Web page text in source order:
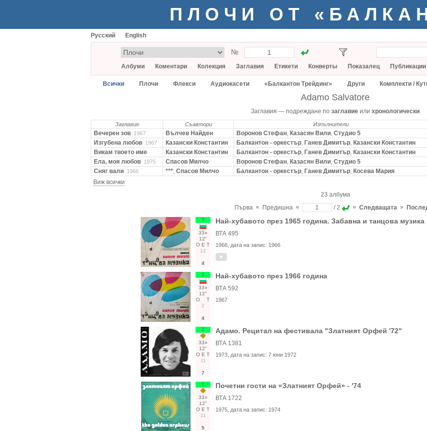
ПЛОЧИ ОТ
Русский English
№
Албуми Коментари Колекция Заглавия Етикети Конверты Показалец Публикации
Всички Плочи Флекси Аудиокасети «Балкантон Трейдинг» Други Комплекти /
Adamo Salvatore
Заглавия — подреждане по заглавие или хронологически
Заглавие Съавтори Изпълнители
Вечерен зов 1967 Вълчев Найден Воронов Стефан, Казасян Вили, Студио 5
Изгубена любов 1967 Казански Константин Балкантон - оркестър, Ганев Димитър, Казански Константин
Викам твоето име Казански Константин Балкантон - оркестър, Ганев Димитър, Казански Константин
Ела, моя любов 1975 Спасов Милчо Воронов Стефан, Казасян Вили, Студио 5
Сняг вали 1966 ***, Спасов Милчо Балкантон - оркестър, Ганев Димитър, Косева Мария
Виж всички
23 албума
Първа « Предишна « / 2 » Следващата »
Т
33○
12"
О Е Т
12
4
Най-хубавото през 1965 година. Забавна и танцова музика
ВТА 495
1966 , дата на запис: 1966
Т
33○
12"
О
Т
2
4
Най-хубавото през 1966 година
ВТА 592
1967
Т
33○
12"
О Е Т
11
7
Адамо. Рецитал на фестивала "Златният Орфей '72"
ВТА 1381
1973 , дата на запис: 7 юни 1972
Т
33○
12"
О Е Т
11
5
Почетни гости на «Златният Орфей» - '74
ВТА 1722
1975 , дата на запис: 1974